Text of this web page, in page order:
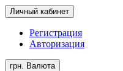
Личный кабинет
Регистрация
Авторизация
грн. Валюта